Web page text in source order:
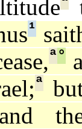
¹
ª°
ª